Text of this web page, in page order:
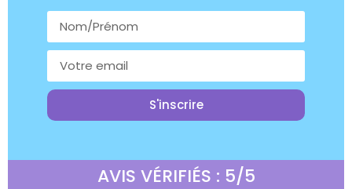
S'inscrire
AVIS VÉRIFIÉS : 5/5